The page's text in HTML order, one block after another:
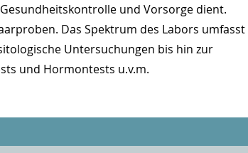
und Vorsorge dient.
Das Spektrum des Labors umfasst
Untersuchungen bis hin zur
und Hormontests u.v.m.